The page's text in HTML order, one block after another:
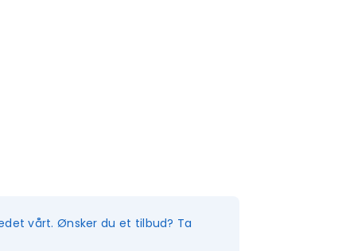
vårt. Ønsker du et tilbud? Ta